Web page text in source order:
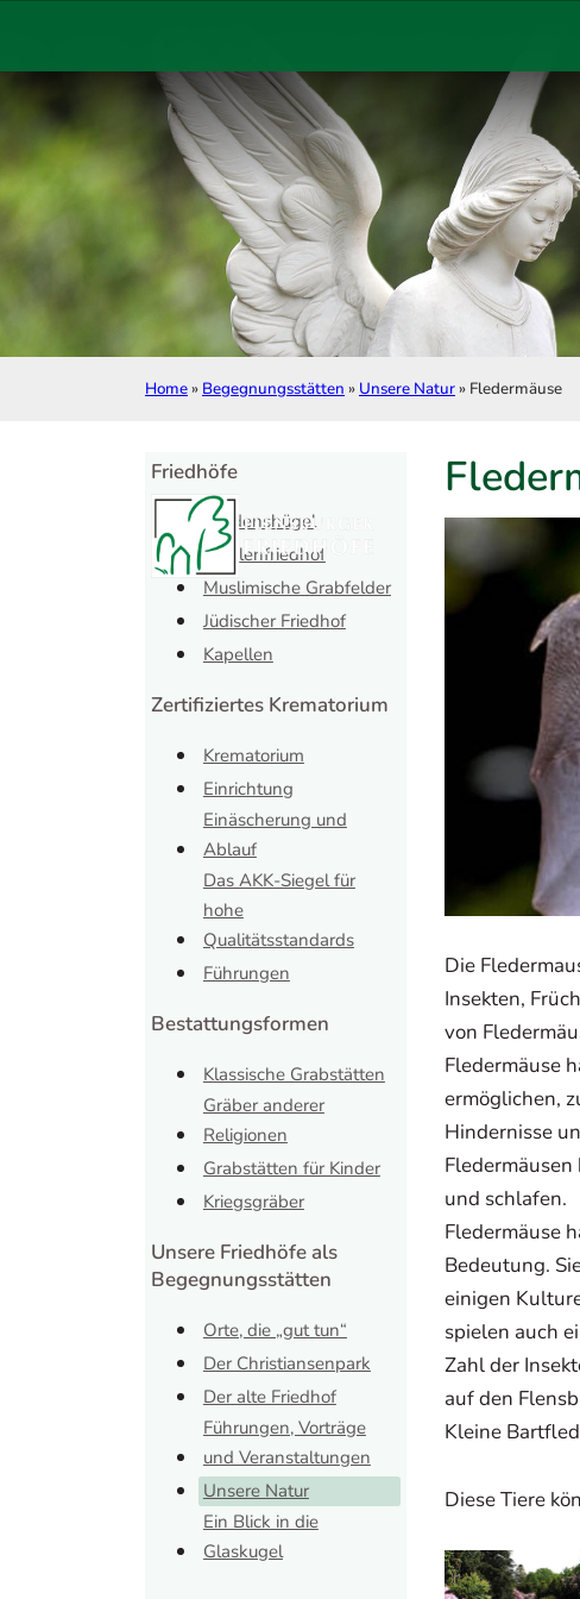
Home» Begegnungsstätten » Unsere Natur» Fledermäuse
Friedhöfe
Friedenshügel
Mühlenfriedhof
Muslimische Grabfelder
Jüdischer Friedhof
Kapellen
Zertifiziertes Krematorium
Krematorium
Einrichtung
Einäscherung und
Ablauf
Das AKK-Siegel für
hohe
Qualitätsstandards
Führungen
Bestattungsformen
Klassische Grabstätten
Gräber anderer
Religionen
Grabstätten für Kinder
Kriegsgräber
Unsere Friedhöfe als
Begegnungsstätten
Orte, die „gut tun“
Der Christiansenpark
Der alte Friedhof
Führungen, Vorträge
und Veranstaltungen
Unsere Natur
Ein Blick in die
Glaskugel
Die
Insekten,
von
Fledermäuse
ermöglichen,
Hindernisse
und schlafen.
Fledermäuse
Bedeutung.
einigen
spielen auch
Zahl der
auf den
Kleine
Diese Tiere